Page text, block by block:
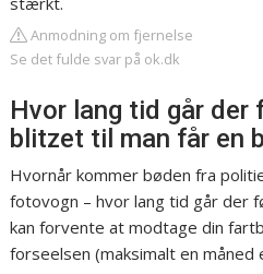
Anmodning om fjernelse
Se det fulde svar på ok.dk
Hvor lang tid går der
blitzet til man får en
Hvornår kommer bøden fra
fotovogn – hvor lang tid går der
kan forvente at modtage din
forseelsen (maksimalt en måned